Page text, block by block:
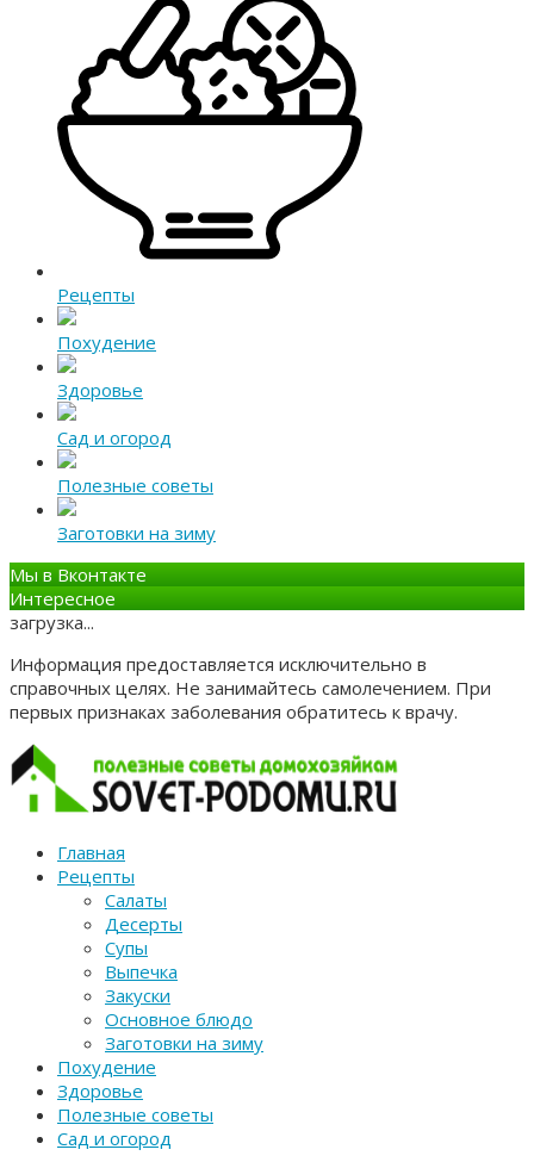
Рецепты
Похудение
Здоровье
Сад и огород
Полезные советы
Заготовки на зиму
Мы в Вконтакте
Интересное
загрузка...
Информация предоставляется исключительно в
справочных целях. Не занимайтесь самолечением. При
первых признаках заболевания обратитесь к врачу.
Главная
Рецепты
Салаты
Десерты
Супы
Выпечка
Закуски
Основное блюдо
Заготовки на зиму
Похудение
Здоровье
Полезные советы
Сад и огород